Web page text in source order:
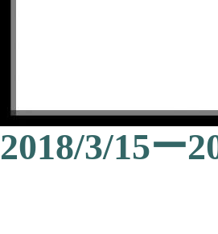
2018/3/15ー